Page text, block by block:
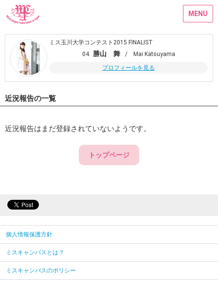
MENU
ミス玉川大学コンテスト2015 FINALIST
04. 勝山 舞
/ Mai Katsuyama
プロフィールを見る
近況報告の一覧
近況報告はまだ登録されていないようです。
トップページ
個人情報保護方針
ミスキャンパスとは？
ミスキャンパスのポリシー